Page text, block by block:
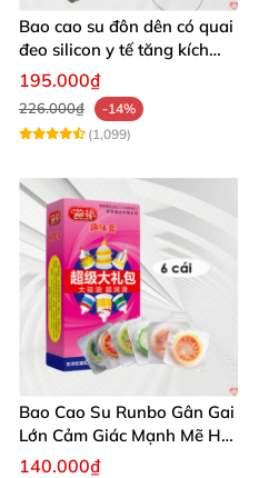
Bao cao su đôn dên có quai
đeo silicon y tế tăng kích
thước kéo dài
195.000₫
226.000₫
-14%
(1,099)
Bao Cao Su Runbo Gân Gai
Lớn Cảm Giác Mạnh Mẽ Hút
Hồn
140.000₫